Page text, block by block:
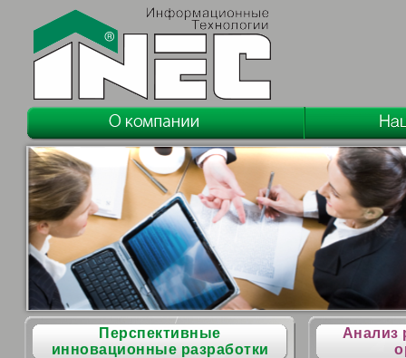
Перспективные
инновационные разработки
Анализ